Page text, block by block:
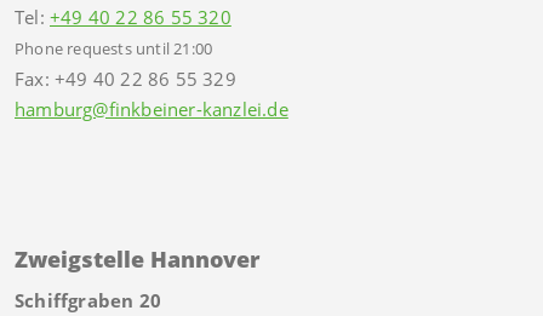
Tel: +49 40 22 86 55 320
Phone requests until 21:00
Fax: +49 40 22 86 55 329
hamburg@finkbeiner-kanzlei.de
Zweigstelle Hannover
Schiffgraben 20